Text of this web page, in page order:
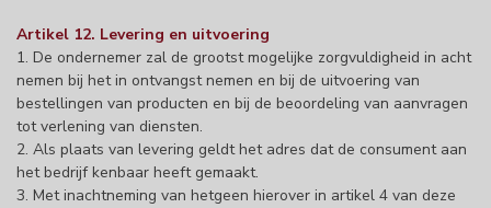
Artikel 12. Levering en uitvoering
1. De ondernemer zal de grootst mogelijke zorgvuldigheid in acht
nemen bij het in ontvangst nemen en bij de uitvoering van
bestellingen van producten en bij de beoordeling van aanvragen
tot verlening van diensten.
2. Als plaats van levering geldt het adres dat de consument aan
het bedrijf kenbaar heeft gemaakt.
3. Met inachtneming van hetgeen hierover in artikel 4 van deze